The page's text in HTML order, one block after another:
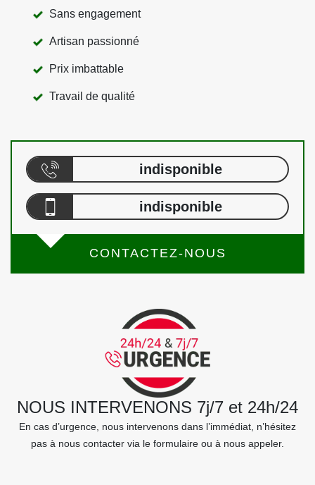
Sans engagement
Artisan passionné
Prix imbattable
Travail de qualité
indisponible
indisponible
CONTACTEZ-NOUS
NOUS INTERVENONS 7j/7 et 24h/24
En cas d’urgence, nous intervenons dans l’immédiat, n’hésitez
pas à nous contacter via le formulaire ou à nous appeler.